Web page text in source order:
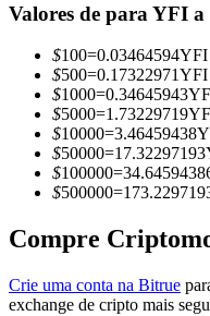
Informação
Valores de para YFI
$100=0.03464594YFI
$500=0.17322971YFI
$1000=0.34645943
$5000=1.73229719
$10000=3.46459438
$50000=17.32297193
$100000=
$500000=
Compre
Crie uma conta na Bitrue
exchange de cripto mais